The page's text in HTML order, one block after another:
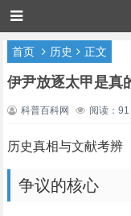
首页 历史 正文
伊尹放逐太甲是真
科普百科网 阅读：91
历史真相与文献考辨
争议的核心